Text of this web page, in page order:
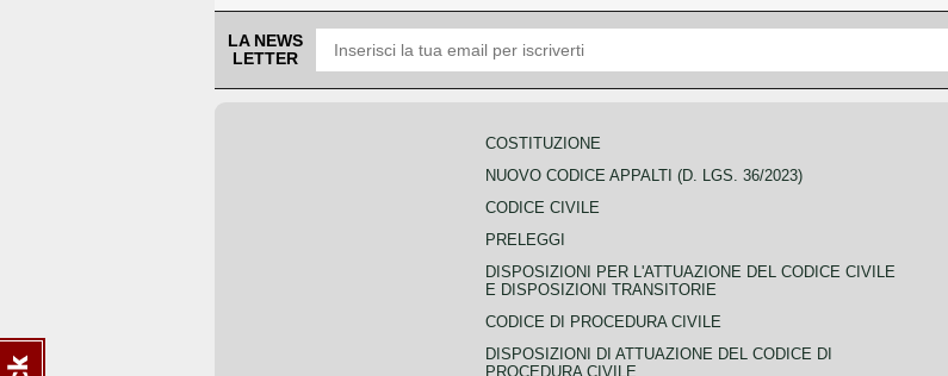
LA NEWS
LETTER
COSTITUZIONE
NUOVO CODICE APPALTI (D. LGS. 36/2023)
CODICE CIVILE
PRELEGGI
DISPOSIZIONI PER L'ATTUAZIONE DEL CODICE CIVILE
E DISPOSIZIONI TRANSITORIE
CODICE DI PROCEDURA CIVILE
DISPOSIZIONI DI ATTUAZIONE DEL CODICE DI
PROCEDURA CIVILE